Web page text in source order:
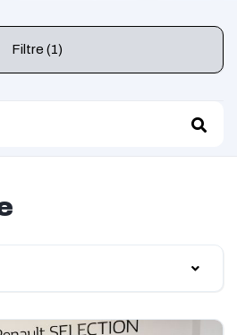
Filtre (1)